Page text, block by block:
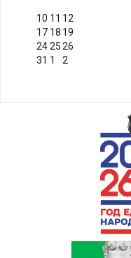
10 11 12
17 18 19
242526
31 1 2